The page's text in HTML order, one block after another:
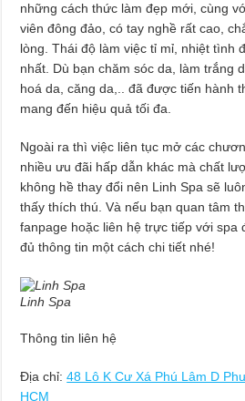
những cách thức làm đẹp mới, cùng
viên đông đảo, có tay nghề rất cao,
lòng. Thái độ làm việc tỉ mỉ, nhiệt tình
nhất. Dù bạn chăm sóc da, làm trắng
hoá da, căng da,.. đã được tiến hành
mang đến hiệu quả tối đa.
Ngoài ra thì việc liên tục mở các
nhiều ưu đãi hấp dẫn khác mà chất
không hề thay đổi nên Linh Spa sẽ
thấy thích thú. Và nếu bạn quan tâm
fanpage hoặc liên hệ trực tiếp với spa
đủ thông tin một cách chi tiết nhé!
Linh Spa
Thông tin liên hệ
Địa chỉ:48 Lô K Cư Xá Phú Lâm D
HCM